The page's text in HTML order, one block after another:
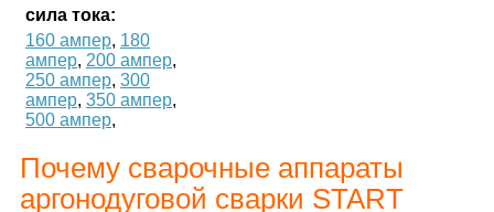
сила тока:
160 ампер, 180
ампер, 200 ампер,
250 ампер, 300
ампер, 350 ампер,
500 ампер,
Почему сварочные аппараты
аргонодуговой сварки START